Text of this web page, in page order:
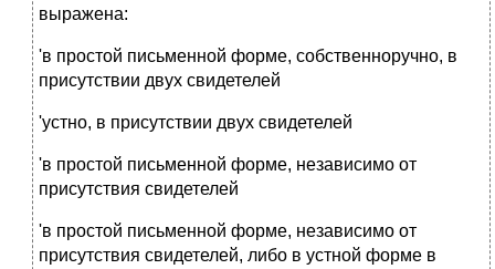
выражена:
'в простой письменной форме, собственноручно, в
присутствии двух свидетелей
'устно, в присутствии двух свидетелей
'в простой письменной форме, независимо от
присутствия свидетелей
'в простой письменной форме, независимо от
присутствия свидетелей, либо в устной форме в